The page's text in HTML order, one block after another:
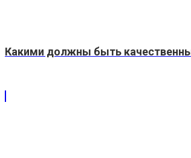
Какими должны быть